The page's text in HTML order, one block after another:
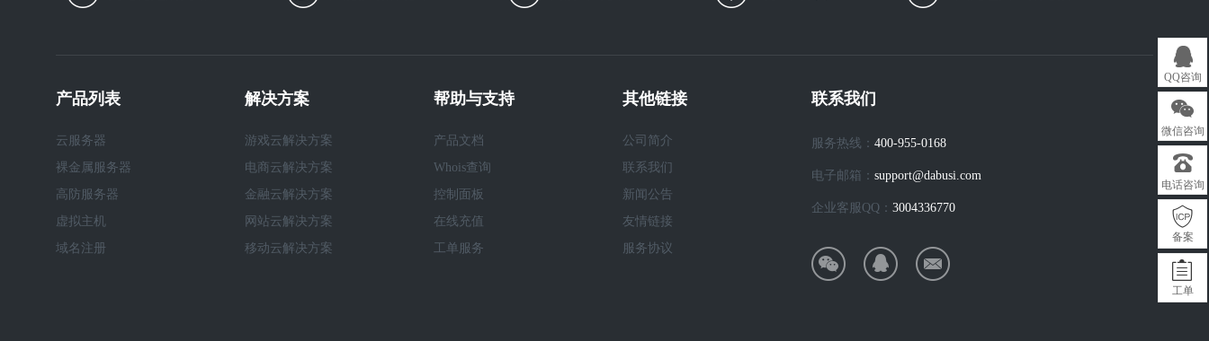
产品列表
云服务器
裸金属服务器
高防服务器
虚拟主机
域名注册
解决方案
游戏云解决方案
电商云解决方案
金融云解决方案
网站云解决方案
移动云解决方案
帮助与支持
产品文档
Whois查询
控制面板
在线充值
工单服务
其他链接
公司简介
联系我们
新闻公告
友情链接
服务协议
联系我们
服务热线： 400-955-0168
电子邮箱： support@dabusi.com
企业客服QQ： 3004336770
QQ咨询
微信咨询
电话咨询
备案
工单